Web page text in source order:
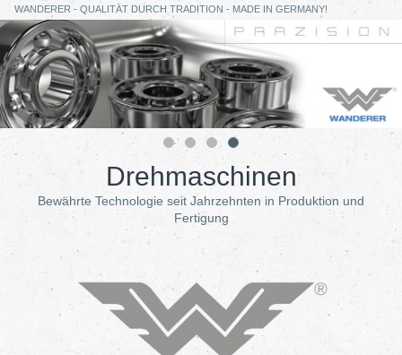
WANDERER - QUALITÄT DURCH TRADITION - MADE IN GERMANY!
Drehmaschinen
Bewährte Technologie seit Jahrzehnten in Produktion und
Fertigung